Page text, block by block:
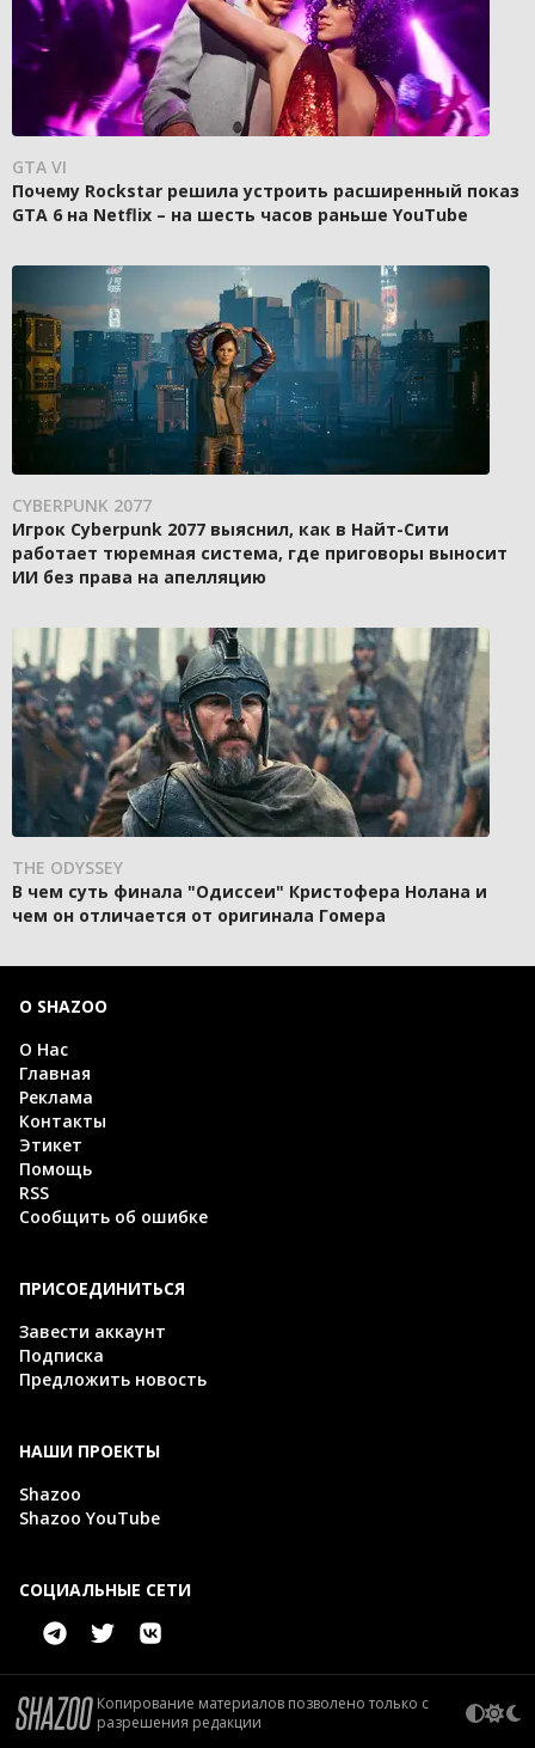
GTA VI
Почему Rockstar решила устроить расширенный показ
GTA 6 на Netflix – на шесть часов раньше YouTube
CYBERPUNK 2077
Игрок Cyberpunk 2077 выяснил, как в Найт-Сити
работает тюремная система, где приговоры выносит
ИИ без права на апелляцию
THE ODYSSEY
В чем суть финала "Одиссеи" Кристофера Нолана и
чем он отличается от оригинала Гомера
О SHAZOO
О Нас
Главная
Реклама
Контакты
Этикет
Помощь
RSS
Сообщить об ошибке
ПРИСОЕДИНИТЬСЯ
Завести аккаунт
Подписка
Предложить новость
НАШИ ПРОЕКТЫ
Shazoo
Shazoo YouTube
СОЦИАЛЬНЫЕ СЕТИ
Копирование материалов позволено только с
разрешения редакции